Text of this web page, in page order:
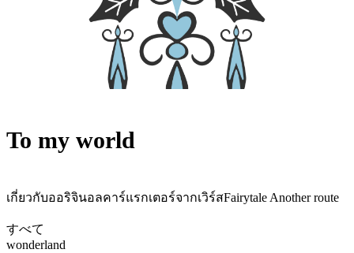
To my world
เกี่ยวกับออริจินอลคาร์แรกเตอร์จากเวิร์สFairytale Another route
すべて
wonderland